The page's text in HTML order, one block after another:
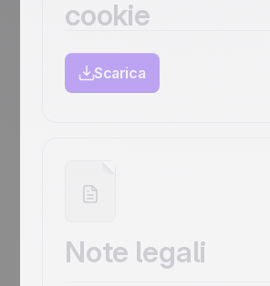
cookie
Scarica
Note legali